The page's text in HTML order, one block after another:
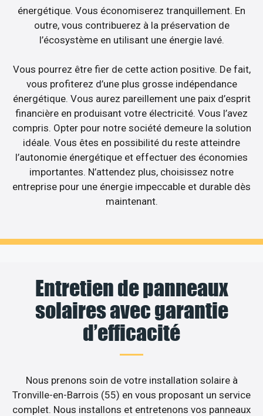
énergétique. Vous économiserez tranquillement. En
outre, vous contribuerez à la préservation de
l’écosystème en utilisant une énergie lavé.
Vous pourrez être fier de cette action positive. De fait,
vous profiterez d’une plus grosse indépendance
énergétique. Vous aurez pareillement une paix d’esprit
financière en produisant votre électricité. Vous l’avez
compris. Opter pour notre société demeure la solution
idéale. Vous êtes en possibilité du reste atteindre
l’autonomie énergétique et effectuer des économies
importantes. N’attendez plus, choisissez notre
entreprise pour une énergie impeccable et durable dès
maintenant.
Entretien de panneaux
solaires avec garantie
d’efficacité
Nous prenons soin de votre installation solaire à
Tronville-en-Barrois (55) en vous proposant un service
complet. Nous installons et entretenons vos panneaux